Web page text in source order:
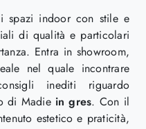
spazi indoor con stile e
di qualità e particolari
Entra in showroom,
nel quale incontrare
inediti riguardo
di Madie in gres. Con il
estetico e praticità,